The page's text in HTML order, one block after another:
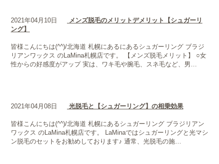
2021年04月10日
メンズ脱毛のメリットデメリット【シュガーリ
ング】
皆様こんにちは(^^)/北海道 札幌にあるにあるシュガーリング ブラジ
リアンワックス のLaMina札幌店です。 【メンズ脱毛メリット】 ○女
性からの好感度がアップ 実は、ワキ毛や腕毛、スネ毛など、男…
2021年04月08日 光脱毛と【シュガーリング】の相乗効果
皆様こんにちは(^^)/北海道 札幌にあるシュガーリング ブラジリアン
ワックス のLaMina札幌店です。 LaMinaではシュガーリングと光マシ
ン脱毛のセットをお勧めしております♪ 通常、光脱毛の施…